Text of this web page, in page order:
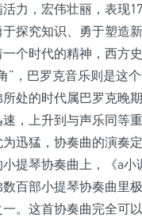
力，宏伟壮丽，表现
探究知识、勇于塑造
个时代的精神，西方
”，巴罗克音乐则是这
处的时代属巴罗克晚
，上升到与声乐同等
迅猛，协奏曲的演奏
提琴协奏曲上，《a小
百部小提琴协奏曲里
。这首协奏曲完全可